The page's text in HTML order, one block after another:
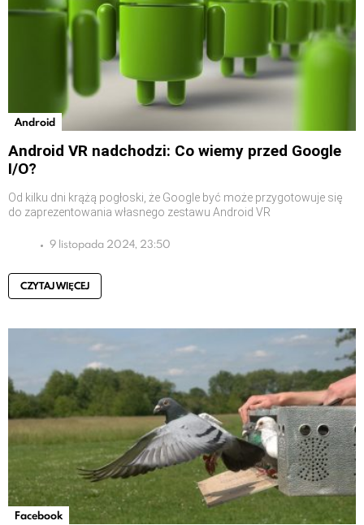
Android
Android VR nadchodzi: Co wiemy przed Google
I/O?
Od kilku dni krążą pogłoski, że Google być może przygotowuje się
do zaprezentowania własnego zestawu Android VR
9 listopada 2024, 23:50
CZYTAJ WIĘCEJ
Facebook